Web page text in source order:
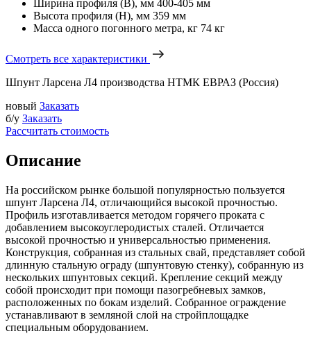
Ширина профиля (B), мм 400-405 мм
Высота профиля (H), мм 359 мм
Масса одного погонного метра, кг 74 кг
Смотреть все характеристики
Шпунт Ларсена Л4 производства НТМК ЕВРАЗ (Россия)
новый Заказать
б/у Заказать
Рассчитать стоимость
Описание
На российском рынке большой популярностью пользуется
шпунт Ларсена Л4, отличающийся высокой прочностью.
Профиль изготавливается методом горячего проката с
добавлением высокоуглеродистых сталей. Отличается
высокой прочностью и универсальностью применения.
Конструкция, собранная из стальных свай, представляет собой
длинную стальную ограду (шпунтовую стенку), собранную из
нескольких шпунтовых секций. Крепление секций между
собой происходит при помощи пазогребневых замков,
расположенных по бокам изделий. Собранное ограждение
устанавливают в земляной слой на стройплощадке
специальным оборудованием.